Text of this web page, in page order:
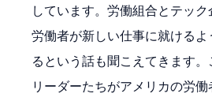
しています。労働組合とテック
労働者が新しい仕事に就ける
るという話も聞こえてきます。
リーダーたちがアメリカの労